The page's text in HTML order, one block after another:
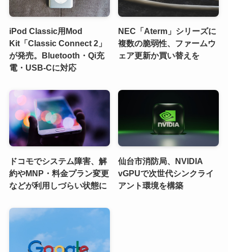
iPod Classic用Mod
Kit「Classic Connect 2」
が発売。Bluetooth・Qi充
電・USB-Cに対応
NEC「Aterm」シリーズに
複数の脆弱性、ファームウ
ェア更新か買い替えを
ドコモでシステム障害、解
約やMNP・料金プラン変更
などが利用しづらい状態に
仙台市消防局、NVIDIA
vGPUで次世代シンクライ
アント環境を構築